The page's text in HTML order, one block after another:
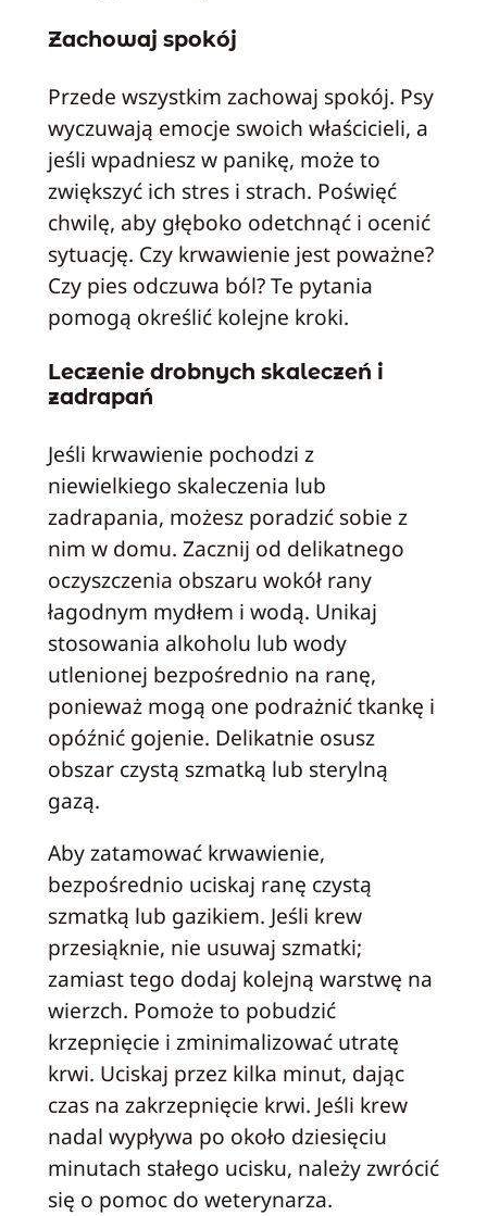
Zachowaj spokój
Przede wszystkim zachowaj spokój. Psy
wyczuwają emocje swoich właścicieli, a
jeśli wpadniesz w panikę, może to
zwiększyć ich stres i strach. Poświęć
chwilę, aby głęboko odetchnąć i ocenić
sytuację. Czy krwawienie jest poważne?
Czy pies odczuwa ból? Te pytania
pomogą określić kolejne kroki.
Leczenie drobnych skaleczeń i
zadrapań
Jeśli krwawienie pochodzi z
niewielkiego skaleczenia lub
zadrapania, możesz poradzić sobie z
nim w domu. Zacznij od delikatnego
oczyszczenia obszaru wokół rany
łagodnym mydłem i wodą. Unikaj
stosowania alkoholu lub wody
utlenionej bezpośrednio na ranę,
ponieważ mogą one podrażnić tkankę i
opóźnić gojenie. Delikatnie osusz
obszar czystą szmatką lub sterylną
gazą.
Aby zatamować krwawienie,
bezpośrednio uciskaj ranę czystą
szmatką lub gazikiem. Jeśli krew
przesiąknie, nie usuwaj szmatki;
zamiast tego dodaj kolejną warstwę na
wierzch. Pomoże to pobudzić
krzepnięcie i zminimalizować utratę
krwi. Uciskaj przez kilka minut, dając
czas na zakrzepnięcie krwi. Jeśli krew
nadal wypływa po około dziesięciu
minutach stałego ucisku, należy zwrócić
się o pomoc do weterynarza.